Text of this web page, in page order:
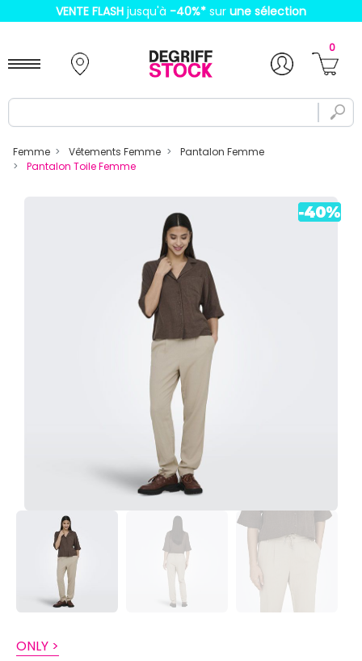
VENTE FLASH jusqu'à -40%* sur une sélection
0
Femme Vêtements Femme
Pantalon Femme
Pantalon Toile Femme
ONLY >